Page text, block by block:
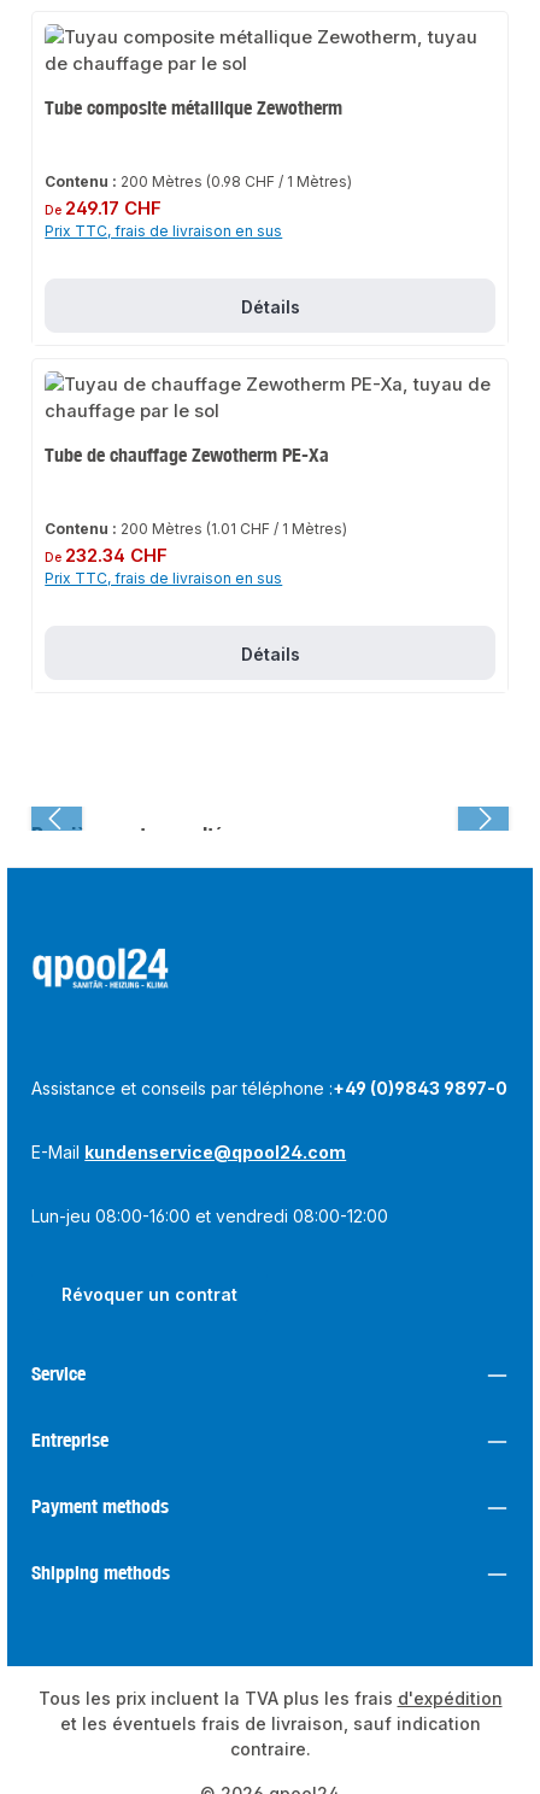
Tube composite métallique Zewotherm
Contenu : 200 Mètres (0.98 CHF / 1 Mètres)
Prix régulier :
De 249.17 CHF
Prix TTC, frais de livraison en sus
Détails
Tube de chauffage Zewotherm PE-Xa
Contenu : 200 Mètres (1.01 CHF / 1 Mètres)
Prix régulier :
De 232.34 CHF
Prix TTC, frais de livraison en sus
Détails
Dernièrement consulté :
Assistance et conseils par téléphone :+49 (0)9843 9897-0
E-Mail kundenservice@qpool24.com
Lun-jeu 08:00-16:00 et vendredi 08:00-12:00
Révoquer un contrat
Service
Entreprise
Payment methods
Shipping methods
Tous les prix incluent la TVA plus les frais d'expédition
et les éventuels frais de livraison, sauf indication
contraire.